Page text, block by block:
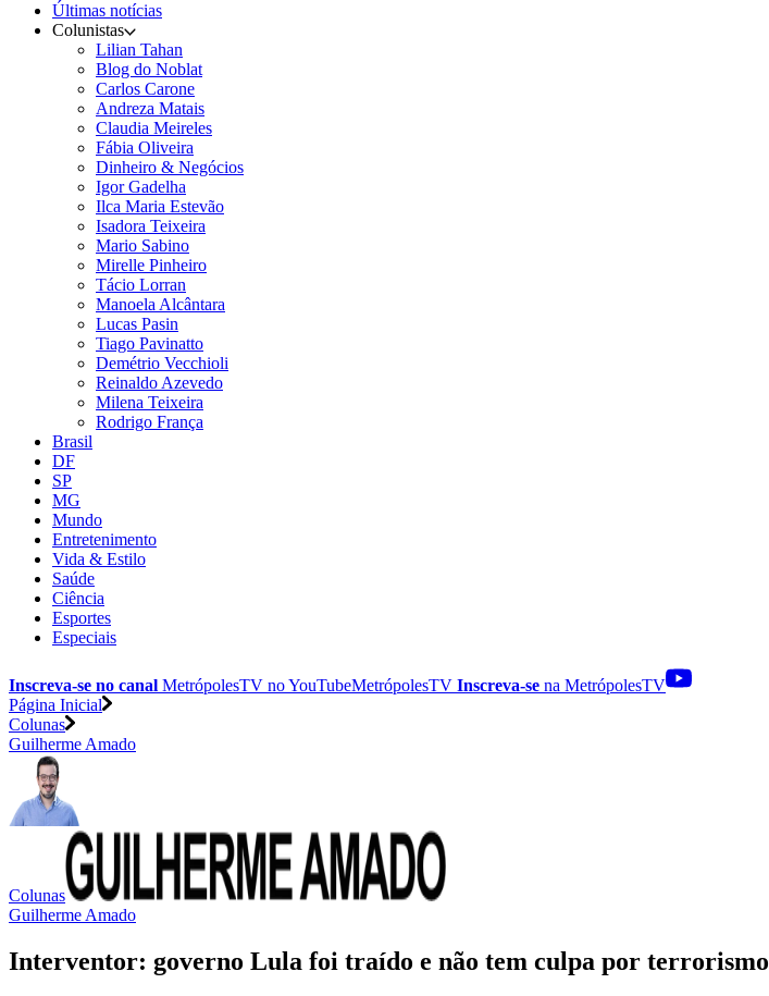
Últimas notícias
Colunistas
Lilian Tahan
Blog do Noblat
Carlos Carone
Andreza Matais
Claudia Meireles
Fábia Oliveira
Dinheiro & Negócios
Igor Gadelha
Ilca Maria Estevão
Isadora Teixeira
Mario Sabino
Mirelle Pinheiro
Tácio Lorran
Manoela Alcântara
Lucas Pasin
Tiago Pavinatto
Demétrio Vecchioli
Reinaldo Azevedo
Milena Teixeira
Rodrigo França
Brasil
DF
SP
MG
Mundo
Entretenimento
Vida & Estilo
Saúde
Ciência
Esportes
Especiais
Inscreva-se no canal MetrópolesTV noYouTubeMetrópolesTV Inscreva-se na MetrópolesTV
Página Inicial
Colunas
Guilherme Amado
Colunas
Guilherme Amado
Interventor: governo Lula foi traído e não tem culpa por terrorismo